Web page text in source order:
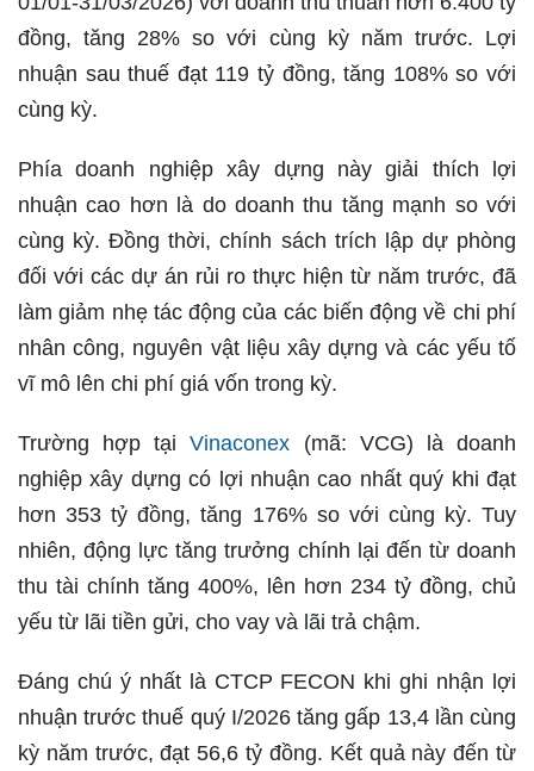
đồng, tăng 28% so với cùng kỳ năm trước. Lợi
nhuận sau thuế đạt 119 tỷ đồng, tăng 108% so với
cùng kỳ.
Phía doanh nghiệp xây dựng này giải thích lợi
nhuận cao hơn là do doanh thu tăng mạnh so với
cùng kỳ. Đồng thời, chính sách trích lập dự phòng
đối với các dự án rủi ro thực hiện từ năm trước, đã
làm giảm nhẹ tác động của các biến động về chi phí
nhân công, nguyên vật liệu xây dựng và các yếu tố
vĩ mô lên chi phí giá vốn trong kỳ.
Trường hợp tạiVinaconex (mã: VCG) là doanh
nghiệp xây dựng có lợi nhuận cao nhất quý khi đạt
hơn 353 tỷ đồng, tăng 176% so với cùng kỳ. Tuy
nhiên, động lực tăng trưởng chính lại đến từ doanh
thu tài chính tăng 400%, lên hơn 234 tỷ đồng, chủ
yếu từ lãi tiền gửi, cho vay và lãi trả chậm.
Đáng chú ý nhất là CTCP FECON khi ghi nhận lợi
nhuận trước thuế quý I/2026 tăng gấp 13,4 lần cùng
kỳ năm trước, đạt 56,6 tỷ đồng. Kết quả này đến từ